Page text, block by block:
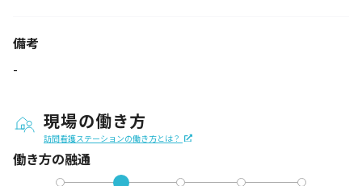
備考
-
現場の働き方
訪問看護ステーションの働き方とは？
働き方の融通